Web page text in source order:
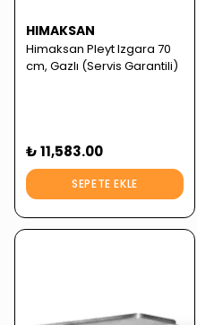
HIMAKSAN
Himaksan Pleyt Izgara 70
cm, Gazlı (Servis Garantili)
₺ 11,583.00
SEPETE EKLE